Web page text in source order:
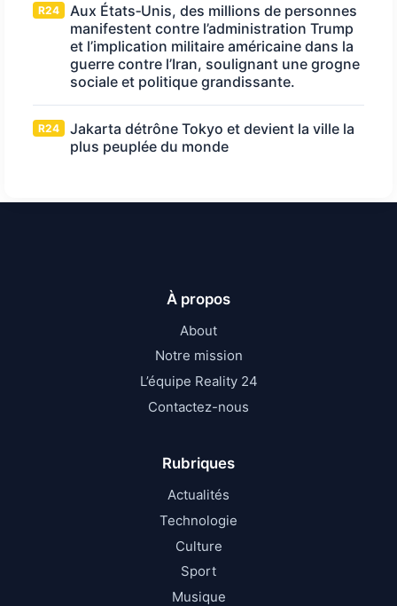
R24
Aux États‑Unis, des millions de personnes
manifestent contre l’administration Trump
et l’implication militaire américaine dans la
guerre contre l’Iran, soulignant une grogne
sociale et politique grandissante.
R24
Jakarta détrône Tokyo et devient la ville la
plus peuplée du monde
À propos
About
Notre mission
L’équipe Reality 24
Contactez-nous
Rubriques
Actualités
Technologie
Culture
Sport
Musique